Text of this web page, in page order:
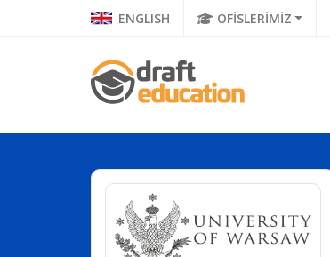
ENGLISH OFİSLERİMİZ